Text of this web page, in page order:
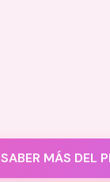
SABER MÁS DEL